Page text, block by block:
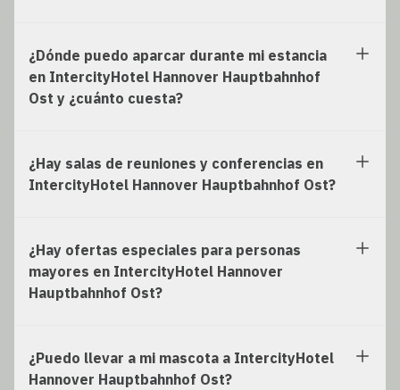
¿Dónde puedo aparcar durante mi estancia
en IntercityHotel Hannover Hauptbahnhof
Ost y ¿cuánto cuesta?
¿Hay salas de reuniones y conferencias en
IntercityHotel Hannover Hauptbahnhof Ost?
¿Hay ofertas especiales para personas
mayores en IntercityHotel Hannover
Hauptbahnhof Ost?
¿Puedo llevar a mi mascota a IntercityHotel
Hannover Hauptbahnhof Ost?